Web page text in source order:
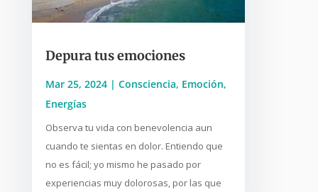
Depura tus emociones
Mar 25, 2024| Consciencia, Emoción,
Energías
Observa tu vida con benevolencia aun
cuando te sientas en dolor. Entiendo que
no es fácil; yo mismo he pasado por
experiencias muy dolorosas, por las que